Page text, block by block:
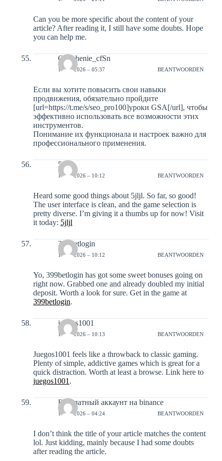
Can you be more specific about the content of your
article? After reading it, I still have some doubts. Hope
you can help me.
Obuchenie_cfSn
18-01-2026 – 05:37 BEANTWOORDEN
Если вы хотите повысить свои навыки
продвижения, обязательно пройдите
[url=https://t.me/s/seo_pro100]уроки GSA[/url], чтобы
эффективно использовать все возможности этих
инструментов.
Понимание их функционала и настроек важно для
профессионального применения.
5jljl
18-01-2026 – 10:12 BEANTWOORDEN
Heard some good things about 5jljl. So far, so good!
The user interface is clean, and the game selection is
pretty diverse. I’m giving it a thumbs up for now! Visit
it today: 5jljl
399betlogin
18-01-2026 – 10:12 BEANTWOORDEN
Yo, 399betlogin has got some sweet bonuses going on
right now. Grabbed one and already doubled my initial
deposit. Worth a look for sure. Get in the game at
399betlogin.
juegos1001
18-01-2026 – 10:13 BEANTWOORDEN
Juegos1001 feels like a throwback to classic gaming.
Plenty of simple, addictive games which is great for a
quick distraction. Worth at least a browse. Link here to
juegos1001 .
Бесплатный аккаунт на binance
19-01-2026 – 04:24 BEANTWOORDEN
I don’t think the title of your article matches the content
lol. Just kidding, mainly because I had some doubts
after reading the article.